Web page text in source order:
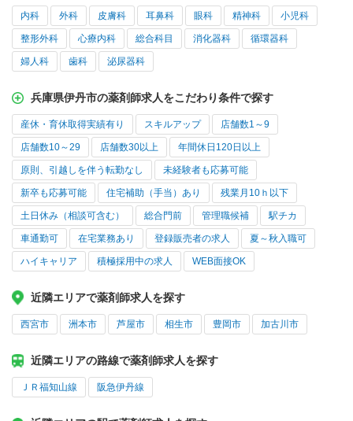
内科 外科 皮膚科 耳鼻科 眼科 精神科 小児科
整形外科 心療内科 総合科目 消化器科 循環器科
婦人科 歯科 泌尿器科
兵庫県伊丹市の薬剤師求人をこだわり条件で探す
産休・育休取得実績有り スキルアップ 店舗数1～9
店舗数10～29 店舗数30以上 年間休日120日以上
原則、引越しを伴う転勤なし 未経験者も応募可能
新卒も応募可能 住宅補助（手当）あり 残業月10ｈ以下
土日休み（相談可含む） 総合門前 管理職候補 駅チカ
車通勤可 在宅業務あり 登録販売者の求人 夏～秋入職可
ハイキャリア 積極採用中の求人 WEB面接OK
近隣エリアで薬剤師求人を探す
西宮市 洲本市 芦屋市 相生市 豊岡市 加古川市
近隣エリアの路線で薬剤師求人を探す
ＪＲ福知山線 阪急伊丹線